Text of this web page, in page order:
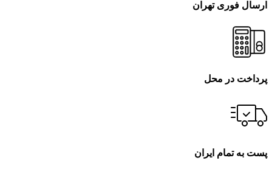
ارسال فوری تهران
پرداخت در محل
پست به تمام ایران